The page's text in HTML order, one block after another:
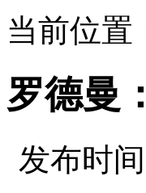
当前位置
罗德曼
发布时